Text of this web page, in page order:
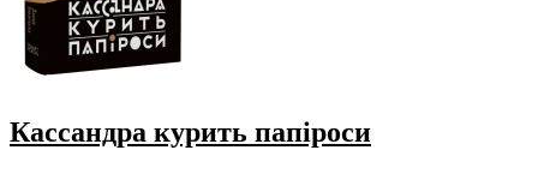
Кассандра курить папіроси